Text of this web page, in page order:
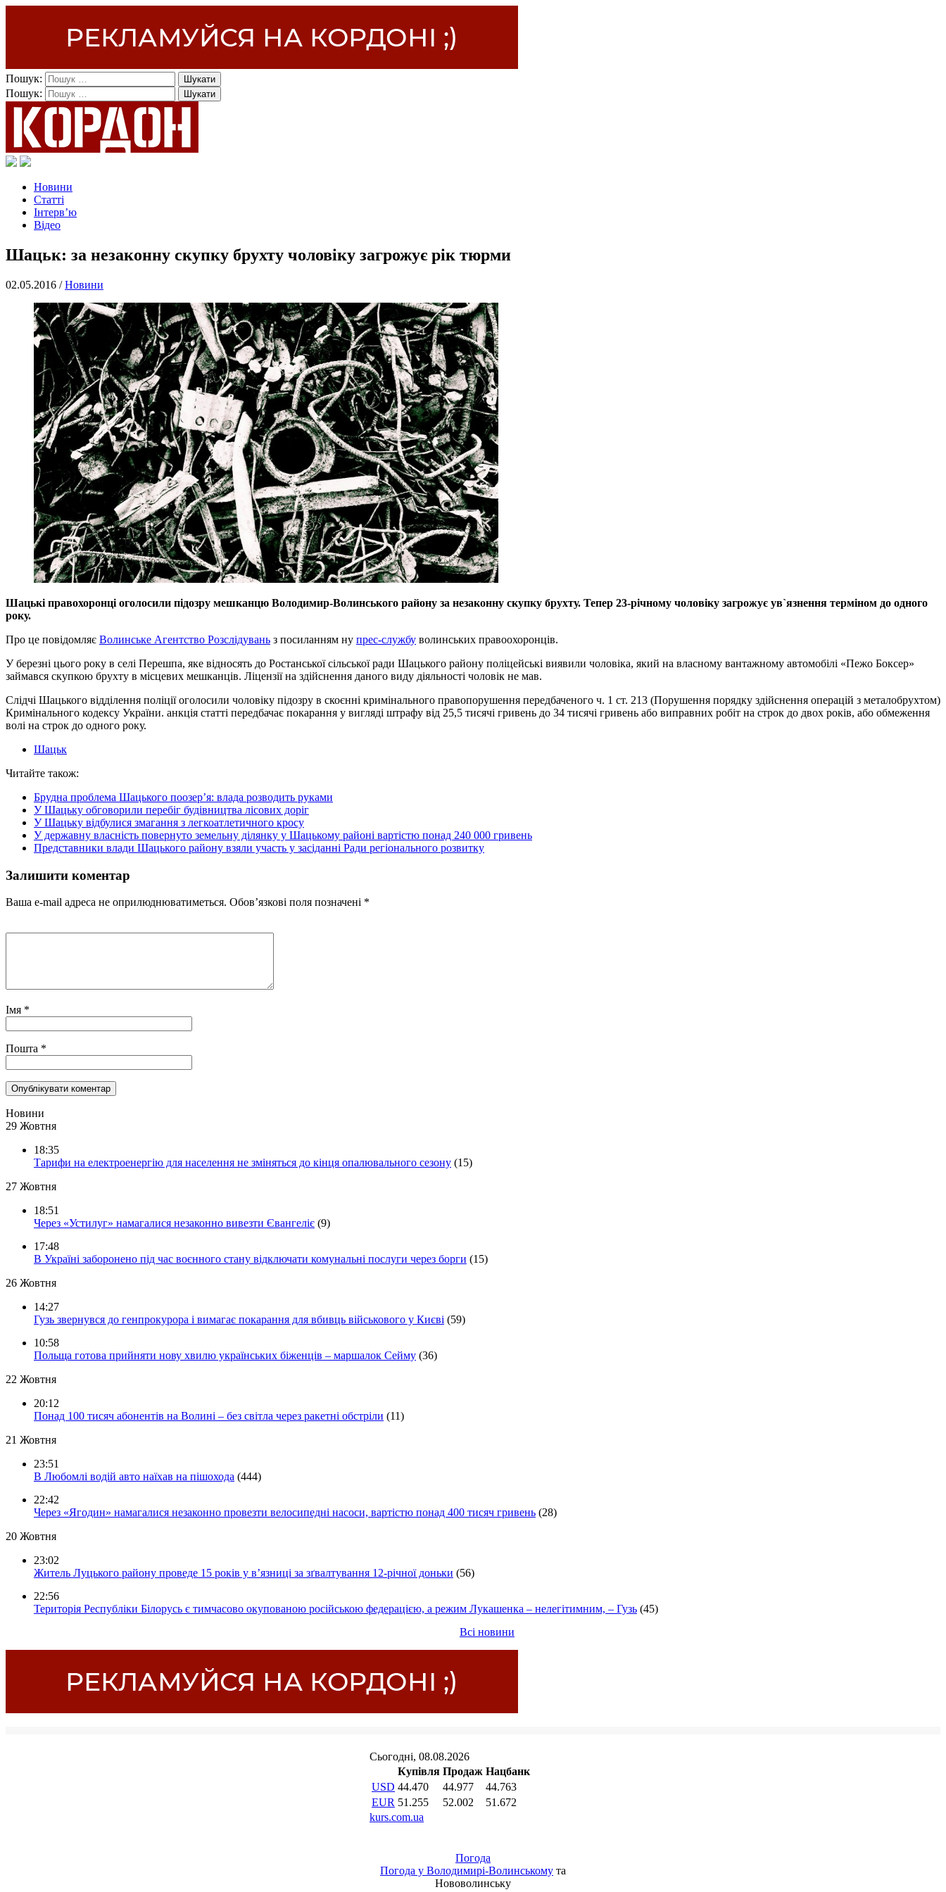
Пошук:
Пошук:
Новини
Статті
Інтерв’ю
Відео
Шацьк: за незаконну скупку брухту чоловіку загрожує рік тюрми
02.05.2016 /Новини
Шацькі правохоронці оголосили підозру мешканцю Володимир-Волинського району за незаконну скупку брухту. Тепер 23-річному чоловіку загрожує ув`язнення терміном до одного
року.
Про це повідомляє Волинське Агентство Розслідувань з посиланням ну прес-службу волинських правоохоронців.
У березні цього року в селі Перешпа, яке відносять до Ростанської сільської ради Шацького району поліцейські виявили чоловіка, який на власному вантажному автомобілі «Пежо Боксер»
займався скупкою брухту в місцевих мешканців. Ліцензії на здійснення даного виду діяльності чоловік не мав.
Слідчі Шацького відділення поліції оголосили чоловіку підозру в скоєнні кримінального правопорушення передбаченого ч. 1 ст. 213 (Порушення порядку здійснення операцій з металобрухтом)
Кримінального кодексу України. анкція статті передбачає покарання у вигляді штрафу від 25,5 тисячі гривень до 34 тисячі гривень або виправних робіт на строк до двох років, або обмеження
волі на строк до одного року.
Шацьк
Читайте також:
Брудна проблема Шацького поозер’я: влада розводить руками
У Шацьку обговорили перебіг будівництва лісових доріг
У Шацьку відбулися змагання з легкоатлетичного кросу
У державну власність повернуто земельну ділянку у Шацькому районі вартістю понад 240 000 гривень
Представники влади Шацького району взяли участь у засіданні Ради регіонального розвитку
Залишити коментар
Ваша e-mail адреса не оприлюднюватиметься. Обов’язкові поля позначені *
Імя *
Пошта *
Новини
29 Жовтня
18:35
Тарифи на електроенергію для населення не зміняться до кінця опалювального сезону (15)
27 Жовтня
18:51
Через «Устилуг» намагалися незаконно вивезти Євангеліє (9)
17:48
В Україні заборонено під час воєнного стану відключати комунальні послуги через борги (15)
26 Жовтня
14:27
Гузь звернувся до генпрокурора і вимагає покарання для вбивць військового у Києві (59)
10:58
Польща готова прийняти нову хвилю українських біженців – маршалок Сейму (36)
22 Жовтня
20:12
Понад 100 тисяч абонентів на Волині – без світла через ракетні обстріли (11)
21 Жовтня
23:51
В Любомлі водій авто наїхав на пішохода (444)
22:42
Через «Ягодин» намагалися незаконно провезти велосипедні насоси, вартістю понад 400 тисяч гривень (28)
20 Жовтня
23:02
Житель Луцького району проведе 15 років у в’язниці за зґвалтування 12-річної доньки (56)
22:56
Територія Республіки Білорусь є тимчасово окупованою російською федерацією, а режим Лукашенка – нелегітимним, – Гузь (45)
Всі новини
Погода
Погода у Володимирі-Волинському та
Нововолинську